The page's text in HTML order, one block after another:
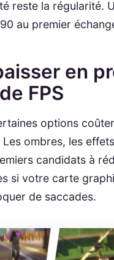
reste la régularité.
au premier
en
FPS
options
ombres, les
candidats à
si votre carte
de saccades.